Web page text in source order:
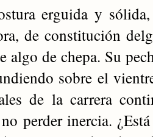
erguida y
de constitución
algo de chepa. Su
sobre el
de la carrera
perder inercia.